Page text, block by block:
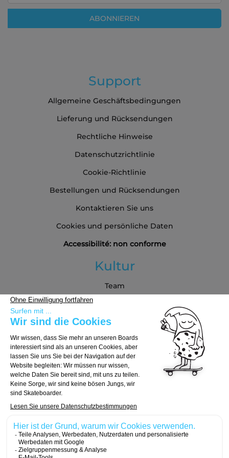
für
Newsletter
ABONNIEREN
Support
Allgemeine Geschäftsbedingungen
Lieferung und Rücksendungen
Rechtliche Hinweise
Datenschutzrichtlinie
Cookie-Richtlinie
Bestellungen und Rücksendungen
Kontaktieren Sie uns
Cookies und persönliche Daten
Accessibilité: non conforme
Kultur
Team
Partners
Kaufberatung
Board auswählen